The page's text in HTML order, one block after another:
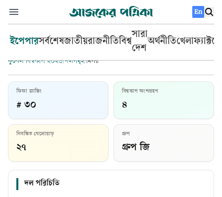
En
ইপেপারসর্বশেষজাতীয়রাজনীতিবিশ্ব
সারা
দেশ
অর্থনীতিখেলা
ফুটবল বিশ্বকাপ ২০২৬/দলসমূহ/মিসর
মিসর
ফিফা র‍্যাঙ্কিং
# ৩০
বিশ্বকাপ অংশগ্রহণ
৪
নিবন্ধিত খেলোয়াড়
২৭
গ্রুপ
গ্রুপ জি
দল পরিচিতি